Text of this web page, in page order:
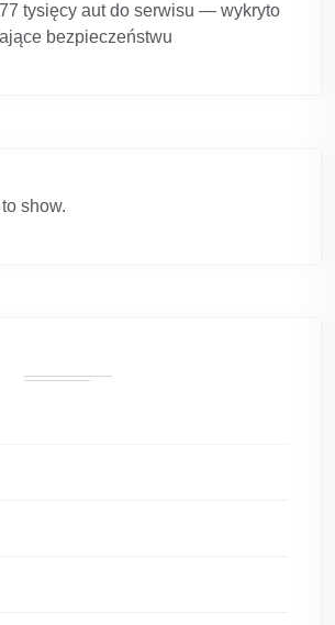
tysięcy aut do serwisu — wykryto
bezpieczeństwu
show.